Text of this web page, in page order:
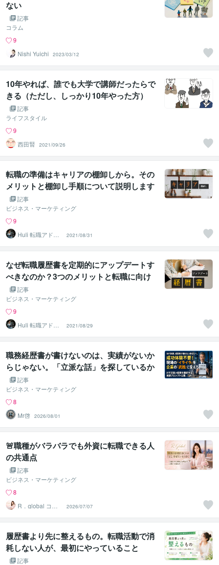
ない
記事
コラム
9
Nishi Yuichi
2023/03/12
10年やれば、誰でも大学で講師だったらで
きる（ただし、しっかり10年やった方）
記事
ライフスタイル
9
西田賢
2021/09/26
転職の準備はキャリアの棚卸しから。その
メリットと棚卸し手順について説明します
記事
ビジネス・マーケティング
9
Huli 転職アドバ
イスx外資IT営業
2021/08/31
なぜ転職履歴書を定期的にアップデートす
べきなのか？3つのメリットと転職に向け
たプラスの効果
記事
ビジネス・マーケティング
9
Huli 転職アドバ
イスx外資IT営業
2021/08/29
職務経歴書が書けないのは、実績がないか
らじゃない。「立派な話」を探しているか
らだ。
記事
ビジネス・マーケティング
8
Mr啓 2026/08/01
🚨職種がバラバラでも外資に転職できる人
の共通点
記事
ビジネス・マーケティング
8
R．global コン
サルタントファ
ーム
2026/07/07
履歴書より先に整えるもの。転職活動で消
耗しない人が、最初にやっていること
記事